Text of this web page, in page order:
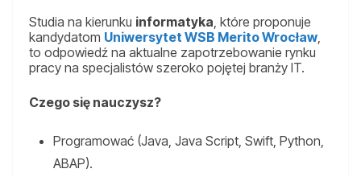
Studia na kierunku informatyka, które proponuje
kandydatom Uniwersytet WSB Merito Wrocław,
to odpowiedź na aktualne zapotrzebowanie rynku
pracy na specjalistów szeroko pojętej branży IT.
Czego się nauczysz?
Programować (Java, Java Script, Swift, Python,
ABAP).